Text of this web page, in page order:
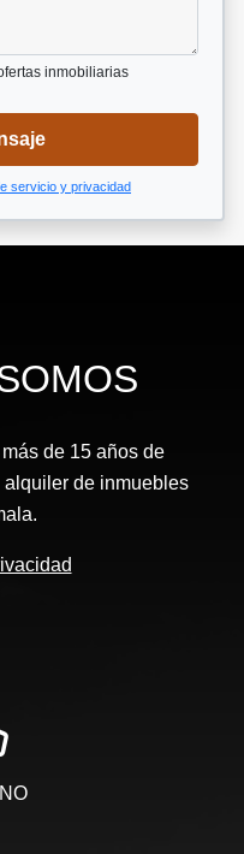
inmobiliarias
servicio y privacidad
de 15 años de
de inmuebles